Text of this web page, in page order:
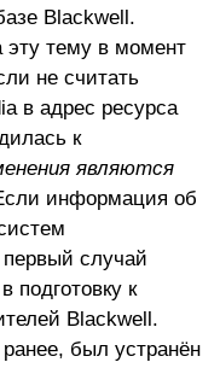
Blackwell.
тему в момент
не считать
в адрес ресурса
к
являются
информация об
случай
подготовку к
Blackwell.
был устранён